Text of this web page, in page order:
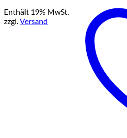
Enthält 19% MwSt.
zzgl.Versand